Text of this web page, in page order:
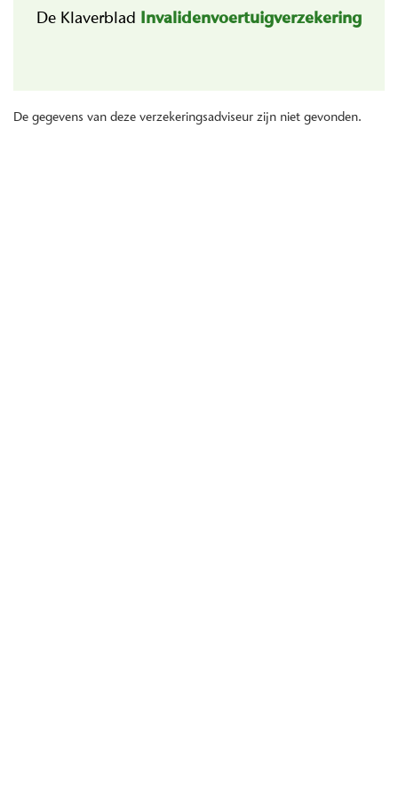
De Klaverblad Invalidenvoertuigverzekering
De gegevens van deze verzekeringsadviseur zijn niet gevonden.